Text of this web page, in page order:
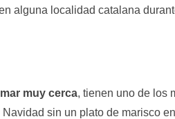
alguna localidad catalana
muy cerca, tienen uno de los
sin un plato de marisco